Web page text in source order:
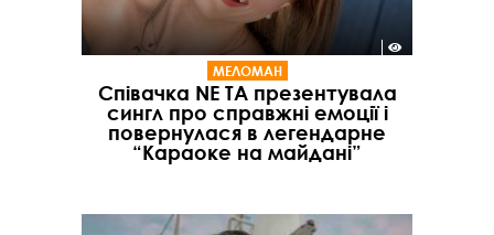
МЕЛОМАН
Співачка NE TA презентувала
сингл про справжні емоції і
повернулася в легендарне
“Караоке на майдані”